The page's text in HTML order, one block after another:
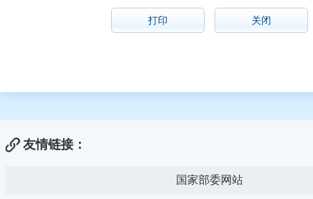
打印 关闭
友情链接：
国家部委网站